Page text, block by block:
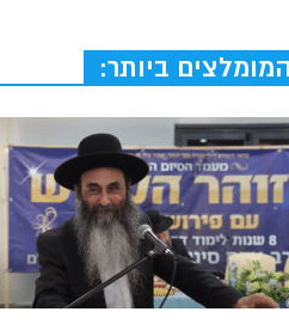
המומלצים ביותר: